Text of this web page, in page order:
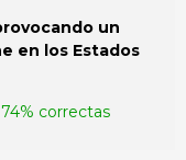
un
en los Estados
74% correctas